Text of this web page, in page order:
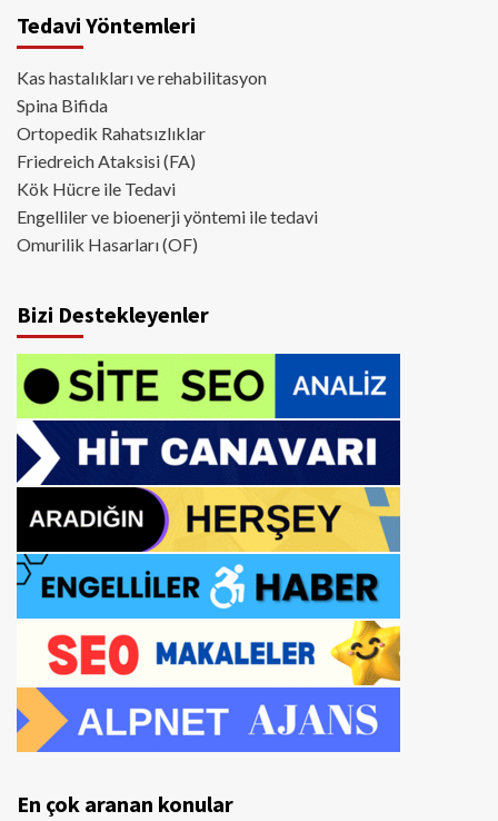
Tedavi Yöntemleri
Kas hastalıkları ve rehabilitasyon
Spina Bifida
Ortopedik Rahatsızlıklar
Friedreich Ataksisi (FA)
Kök Hücre ile Tedavi
Engelliler ve bioenerji yöntemi ile tedavi
Omurilik Hasarları (OF)
Bizi Destekleyenler
En çok aranan konular